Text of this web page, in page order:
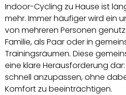
Indoor-Cycling zu Hause ist
mehr. Immer häufiger wird ein
von mehreren Personen
Familie, als Paar oder in
Trainingsräumen. Diese
eine klare Herausforderung
schnell anzupassen, ohne
Komfort zu beeinträchtigen.